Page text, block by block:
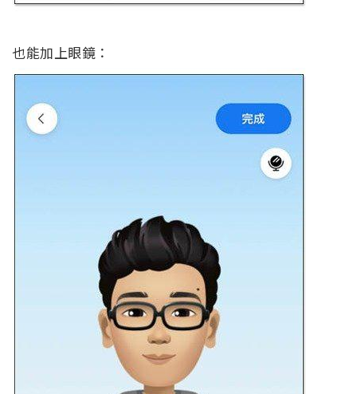
也能加上眼鏡：